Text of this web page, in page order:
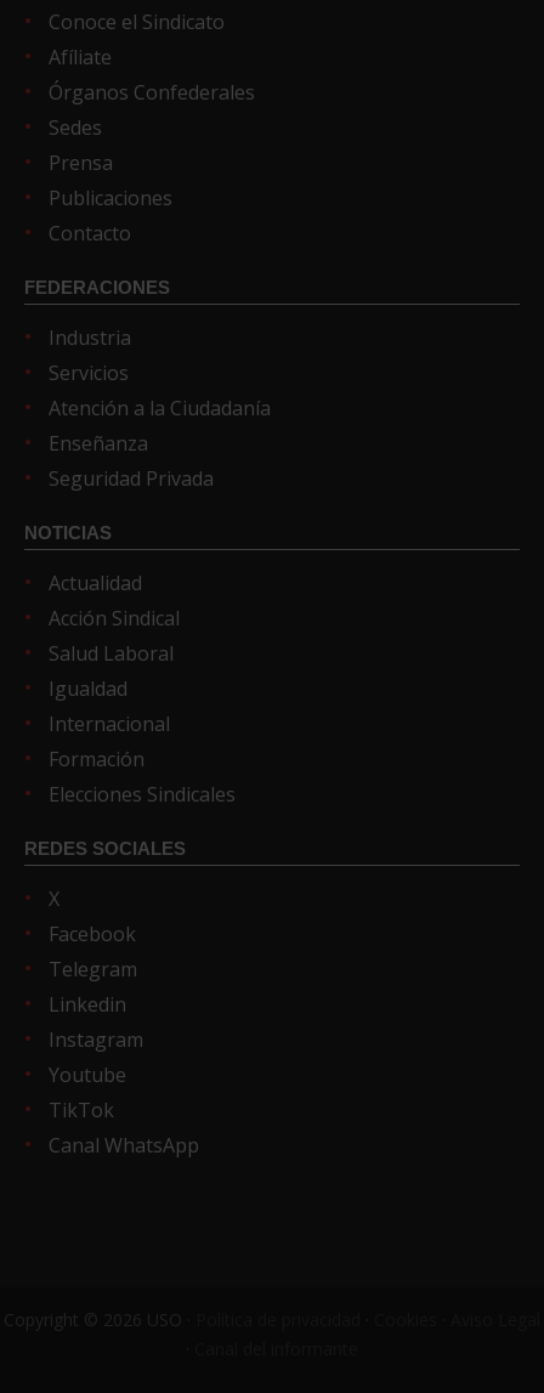
Conoce el Sindicato
Afíliate
Órganos Confederales
Sedes
Prensa
Publicaciones
Contacto
FEDERACIONES
Industria
Servicios
Atención a la Ciudadanía
Enseñanza
Seguridad Privada
NOTICIAS
Actualidad
Acción Sindical
Salud Laboral
Igualdad
Internacional
Formación
Elecciones Sindicales
REDES SOCIALES
X
Facebook
Telegram
Linkedin
Instagram
Youtube
TikTok
Canal WhatsApp
Copyright © 2026 USO ·